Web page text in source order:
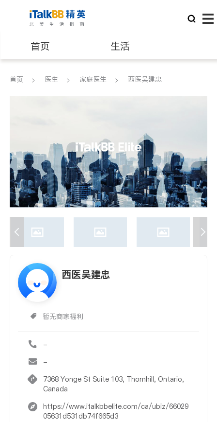
首页 生活
医生 律师
会计师
建筑装修
首页 医生 家庭医生 西医吴建忠
西医吴建忠
暂无商家福利
-
-
7368 Yonge St Suite 103, Thornhill, Ontario,
Canada
https://www.italkbbelite.com/ca/ubiz/66029
05631d531db74f665d3